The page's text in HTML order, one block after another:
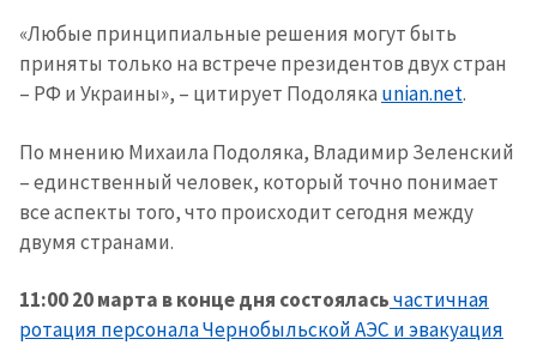
«Любые принципиальные решения могут быть
приняты только на встрече президентов двух стран
– РФ и Украины», – цитирует Подоляка unian.net.
По мнению Михаила Подоляка, Владимир Зеленский
– единственный человек, который точно понимает
все аспекты того, что происходит сегодня между
двумя странами.
11:00 20 марта в конце дня состояласьчастичная
ротация персонала Чернобыльской АЭС и эвакуация